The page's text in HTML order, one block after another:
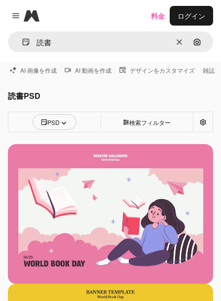
Close menu
Magnific
消去 画像で
料金 ログイン
AI 画像を作成 AI 動画を作成 デザインをカスタマイズ 雑誌
読書PSD
PSD 検索フィルター